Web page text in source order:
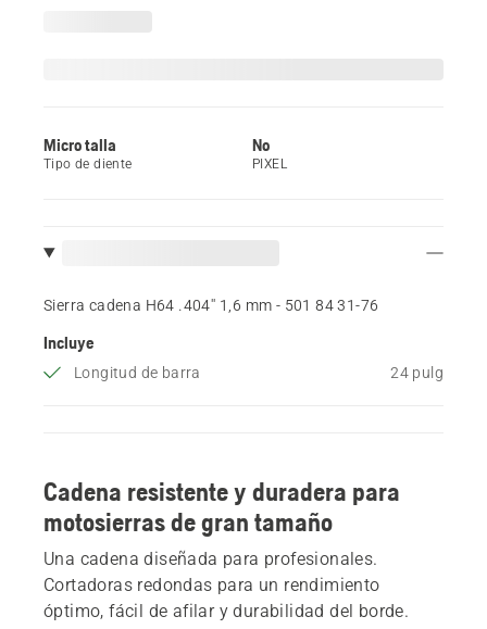
Micro talla
Tipo de diente
No
PIXEL
Sierra cadena H64 .404'' 1,6 mm - 501 84 31‑76
Incluye
Longitud de barra 24 pulg
Cadena resistente y duradera para
motosierras de gran tamaño
Una cadena diseñada para profesionales.
Cortadoras redondas para un rendimiento
óptimo, fácil de afilar y durabilidad del borde.